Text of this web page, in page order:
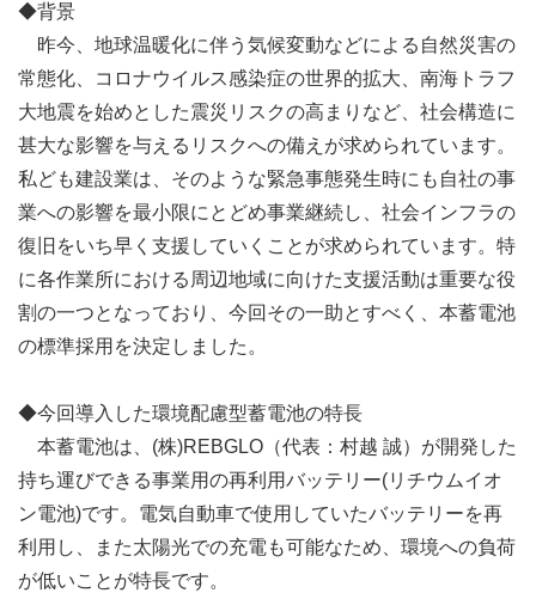
◆背景
昨今、地球温暖化に伴う気候変動などによる自然災害の
常態化、コロナウイルス感染症の世界的拡大、南海トラフ
大地震を始めとした震災リスクの高まりなど、社会構造に
甚大な影響を与えるリスクへの備えが求められています。
私ども建設業は、そのような緊急事態発生時にも自社の事
業への影響を最小限にとどめ事業継続し、社会インフラの
復旧をいち早く支援していくことが求められています。特
に各作業所における周辺地域に向けた支援活動は重要な役
割の一つとなっており、今回その一助とすべく、本蓄電池
の標準採用を決定しました。
◆今回導入した環境配慮型蓄電池の特長
本蓄電池は、(株)REBGLO（代表：村越 誠）が開発した
持ち運びできる事業用の再利用バッテリー(リチウムイオ
ン電池)です。電気自動車で使用していたバッテリーを再
利用し、また太陽光での充電も可能なため、環境への負荷
が低いことが特長です。